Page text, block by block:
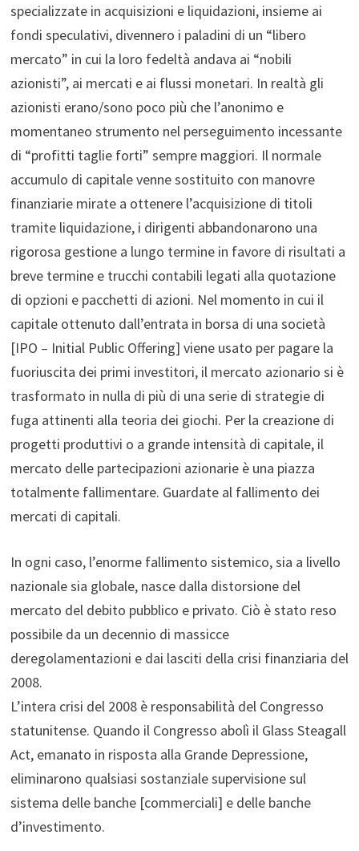
specializzate in acquisizioni e liquidazioni, insieme ai
fondi speculativi, divennero i paladini di un “libero
mercato” in cui la loro fedeltà andava ai “nobili
azionisti”, ai mercati e ai flussi monetari. In realtà gli
azionisti erano/sono poco più che l’anonimo e
momentaneo strumento nel perseguimento incessante
di “profitti taglie forti” sempre maggiori. Il normale
accumulo di capitale venne sostituito con manovre
finanziarie mirate a ottenere l’acquisizione di titoli
tramite liquidazione, i dirigenti abbandonarono una
rigorosa gestione a lungo termine in favore di risultati a
breve termine e trucchi contabili legati alla quotazione
di opzioni e pacchetti di azioni. Nel momento in cui il
capitale ottenuto dall’entrata in borsa di una società
[IPO – Initial Public Offering] viene usato per pagare la
fuoriuscita dei primi investitori, il mercato azionario si è
trasformato in nulla di più di una serie di strategie di
fuga attinenti alla teoria dei giochi. Per la creazione di
progetti produttivi o a grande intensità di capitale, il
mercato delle partecipazioni azionarie è una piazza
totalmente fallimentare. Guardate al fallimento dei
mercati di capitali.
In ogni caso, l’enorme fallimento sistemico, sia a livello
nazionale sia globale, nasce dalla distorsione del
mercato del debito pubblico e privato. Ciò è stato reso
possibile da un decennio di massicce
deregolamentazioni e dai lasciti della crisi finanziaria del
2008.
L’intera crisi del 2008 è responsabilità del Congresso
statunitense. Quando il Congresso abolì il Glass Steagall
Act, emanato in risposta alla Grande Depressione,
eliminarono qualsiasi sostanziale supervisione sul
sistema delle banche [commerciali] e delle banche
d’investimento.